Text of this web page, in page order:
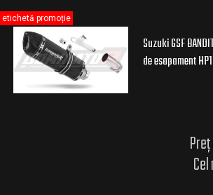
Suzuki GSF
de esapament
etichetă promoție